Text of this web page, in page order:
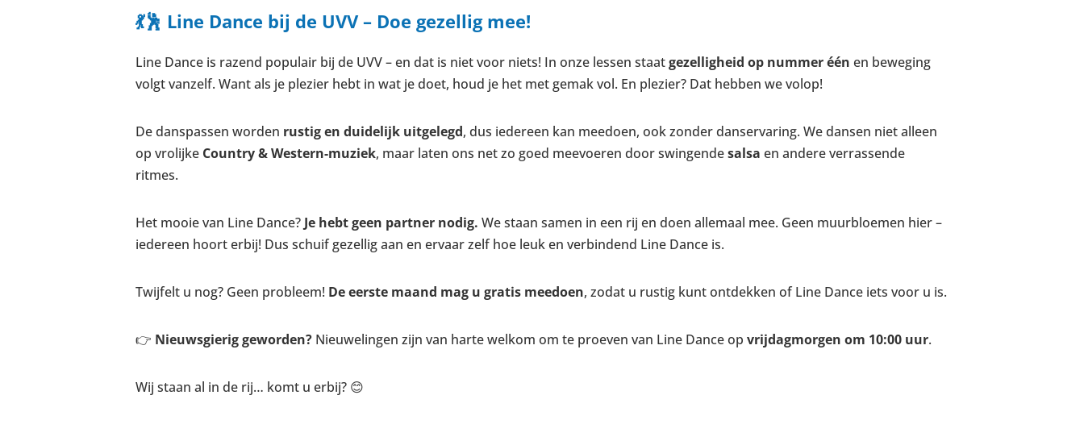
💃🕺 Line Dance bij de UVV – Doe gezellig mee!
Line Dance is razend populair bij de UVV – en dat is niet voor niets! In onze lessen staatgezelligheid op nummer één en beweging
volgt vanzelf. Want als je plezier hebt in wat je doet, houd je het met gemak vol. En plezier? Dat hebben we volop!
De danspassen worden rustig en duidelijk uitgelegd, dus iedereen kan meedoen, ook zonder danservaring. We dansen niet alleen
op vrolijke Country & Western-muziek, maar laten ons net zo goed meevoeren door swingendesalsa en andere verrassende
ritmes.
Het mooie van Line Dance? Je hebt geen partner nodig. We staan samen in een rij en doen allemaal mee. Geen muurbloemen hier –
iedereen hoort erbij! Dus schuif gezellig aan en ervaar zelf hoe leuk en verbindend Line Dance is.
Twijfelt u nog? Geen probleem! De eerste maand mag u gratis meedoen, zodat u rustig kunt ontdekken of Line Dance iets voor u is.
👉 Nieuwsgierig geworden? Nieuwelingen zijn van harte welkom om te proeven van Line Dance op vrijdagmorgen om 10:00 uur.
Wij staan al in de rij… komt u erbij? 😊